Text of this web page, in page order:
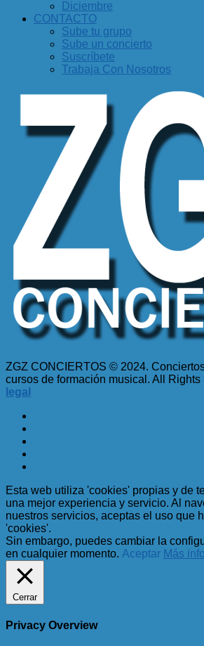
Diciembre
CONTACTO
Sube tu grupo
Sube un concierto
Suscríbete
Trabaja Con Nosotros
ZGZ CONCIERTOS © 2024.
cursos de formación musical. All Rights
legal
Esta web utiliza 'cookies' propias y de
una mejor experiencia y servicio. Al
nuestros servicios, aceptas el uso que
'cookies'.
Sin embargo, puedes cambiar la
en cualquier momento. Aceptar Más
Cerrar
Privacy Overview